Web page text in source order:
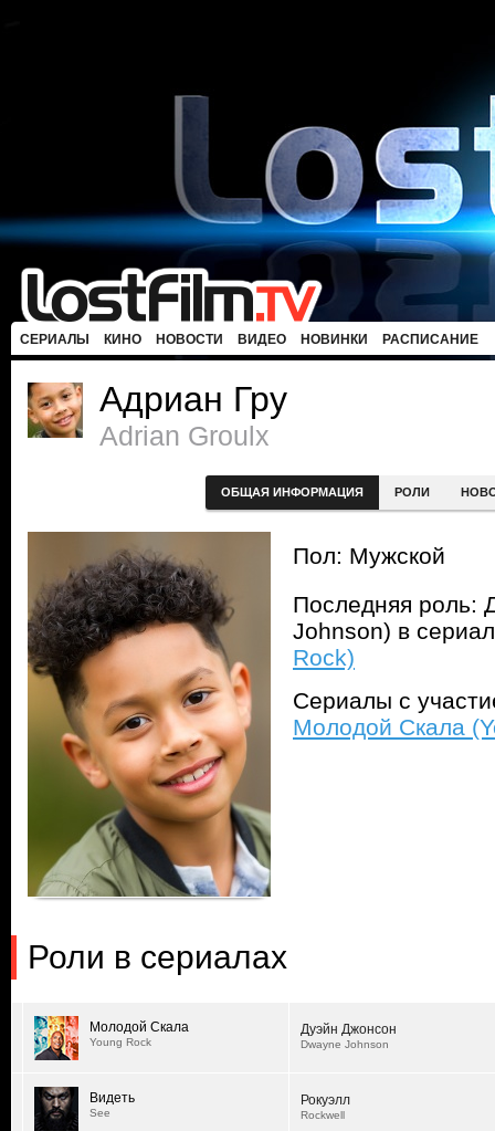
СЕРИАЛЫ КИНО НОВОСТИ ВИДЕО НОВИНКИ РАСПИСАНИЕ
Адриан Гру
Adrian Groulx
ОБЩАЯ ИНФОРМАЦИЯ РОЛИ
Пол: Мужской
Последняя роль:
Johnson) в
Rock)
Сериалы с
Молодой Скала
Роли в сериалах
Молодой Скала
Young Rock
Дуэйн Джонсон
Dwayne Johnson
Видеть
See
Рокуэлл
Rockwell